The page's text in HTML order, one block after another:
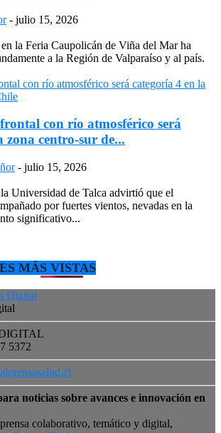
- julio 15, 2026
la Feria Caupolicán de Viña del Mar ha
a la Región de Valparaíso y al país.
con río atmosférico será
zona centro-sur de...
- julio 15, 2026
Universidad de Talca advirtió que el
por fuertes vientos, nevadas en la
significativo...
MÁS VISTAS
5372
noticias sobre avances e innovación en
colaborativo, temático y digital,